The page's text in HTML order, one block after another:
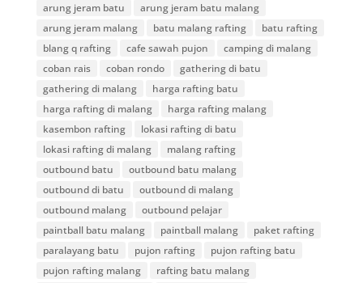
arung jeram batu
arung jeram batu malang
arung jeram malang
batu malang rafting
batu rafting
blang q rafting
cafe sawah pujon
camping di malang
coban rais
coban rondo
gathering di batu
gathering di malang
harga rafting batu
harga rafting di malang
harga rafting malang
kasembon rafting
lokasi rafting di batu
lokasi rafting di malang
malang rafting
outbound batu
outbound batu malang
outbound di batu
outbound di malang
outbound malang
outbound pelajar
paintball batu malang
paintball malang
paket rafting
paralayang batu
pujon rafting
pujon rafting batu
pujon rafting malang
rafting batu malang